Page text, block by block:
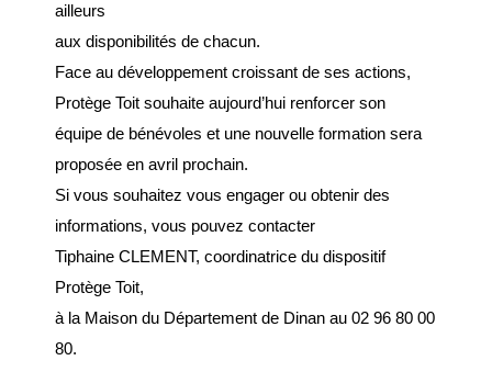
DÉMARCHES
Inscription listes
Passeports et CNI
Etat-civil
Location de matériels
ailleurs
aux disponibilités de chacun.
Face au développement croissant de ses actions,
Protège Toit souhaite aujourd’hui renforcer son
équipe de bénévoles et une nouvelle formation sera
proposée en avril prochain.
Si vous souhaitez vous engager ou obtenir des
informations, vous pouvez contacter
Tiphaine CLEMENT, coordinatrice du dispositif
Protège Toit,
à la Maison du Département de Dinan au 02 96 80 00
80.